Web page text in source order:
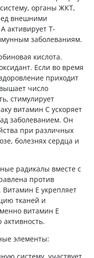
органы ЖКТ,
внешними
активирует Т-
заболеваниям.
кислота.
Если во время
приходит
число
стимулирует
витамин С ускоряет
заболеванием. Он
при различных
болезнях сердца и
радикалы вместе с
против
Витамин Е укрепляет
тканей и
витамин Е
элементы: